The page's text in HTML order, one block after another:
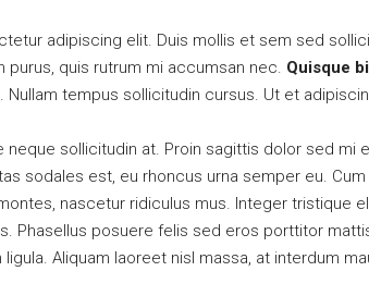
adipiscing elit. Duis mollis et sem sed
purus, quis rutrum mi accumsan nec. Quisque
Nullam tempus sollicitudin cursus. Ut et
neque sollicitudin at. Proin sagittis dolor sed mi
sodales est, eu rhoncus urna semper eu.
nascetur ridiculus mus. Integer tristique
Phasellus posuere felis sed eros porttitor
Aliquam laoreet nisl massa, at interdum